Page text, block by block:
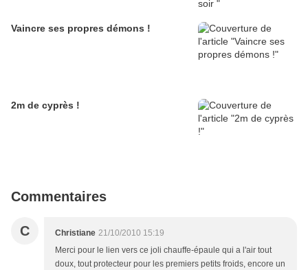
Vaincre ses propres démons !
2m de cyprès !
Commentaires
C Christiane 21/10/2010 15:19
Merci pour le lien vers ce joli chauffe-épaule qui a l'air tout
doux, tout protecteur pour les premiers petits froids, encore un